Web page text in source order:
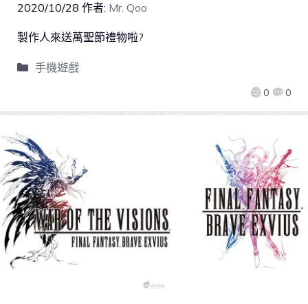
2020/10/28 作者: Mr. Qoo
0 0
製作人來送萬聖節禮物啦?
手機遊戲